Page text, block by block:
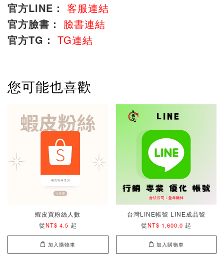
官方LINE： 客服連結
官方臉書： 臉書連結
官方TG： TG連結
您可能也喜歡
蝦皮買粉絲人數
從NT$ 4.5 起
加入購物車
台灣LINE帳號 LINE成品號
從NT$ 1,600.0 起
加入購物車